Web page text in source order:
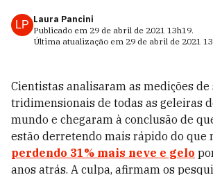
LP Laura Pancini
Publicado em 29 de abril de 2021 13h19.
Última atualização em 29 de abril de 2021
Cientistas analisaram as medições
tridimensionais de todas as geleiras
mundo e chegaram à conclusão de
estão derretendo mais rápido do que
perdendo 31% mais neve e gelo
anos atrás. A culpa, afirmam os